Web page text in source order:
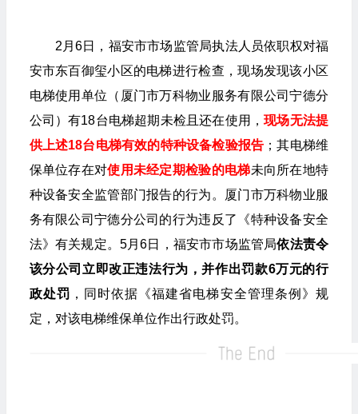
2月6日，福安市市场监管局执法人员依职权对福
安市东百御玺小区的电梯进行检查，现场发现该小区
电梯使用单位（厦门市万科物业服务有限公司宁德分
公司）有18台电梯超期未检且还在使用，现场无法提
供上述18台电梯有效的特种设备检验报告 ；其电梯维
保单位存在对使用未经定期检验的电梯未向所在地特
种设备安全监管部门报告的行为。厦门市万科物业服
务有限公司宁德分公司的行为违反了《特种设备安全
法》有关规定。5月6日，福安市市场监管局依法责令
该分公司立即改正违法行为，并作出罚款6万元的行
政处罚 ，同时依据《福建省电梯安全管理条例》规
定，对该电梯维保单位作出行政处罚。